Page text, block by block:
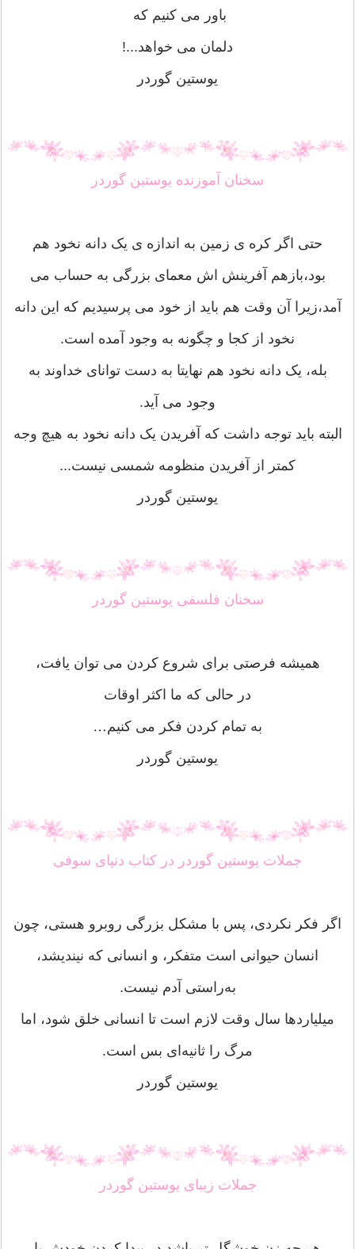
باور می کنیم که
دلمان می خواهد...!
یوستین گوردر
سخنان آموزنده یوستین گوردر
ﺣﺘﯽ ﺍﮔﺮ ﮐﺮﻩ ﯼ ﺯﻣﯿﻦ ﺑﻪ ﺍﻧﺪﺍﺯﻩ ﯼ ﯾﮏ ﺩﺍﻧﻪ ﻧﺨﻮﺩ ﻫﻢ
ﺑﻮﺩ،ﺑﺎﺯﻫﻢ ﺁﻓﺮﯾﻨﺶ ﺍﺵ ﻣﻌﻤﺎﯼ ﺑﺰﺭﮔﯽ ﺑﻪ ﺣﺴﺎﺏ ﻣﯽ
ﺁﻣﺪ،ﺯﯾﺮﺍ ﺁﻥ ﻭﻗﺖ ﻫﻢ ﺑﺎﯾﺪ ﺍﺯ ﺧﻮﺩ ﻣﯽ ﭘﺮﺳﯿﺪﯾﻢ ﮐﻪ ﺍﯾﻦ ﺩﺍﻧﻪ
ﻧﺨﻮﺩ ﺍﺯ ﮐﺠﺎ ﻭ ﭼﮕﻮﻧﻪ ﺑﻪ ﻭﺟﻮﺩ ﺁﻣﺪﻩ ﺍﺳﺖ.
ﺑﻠﻪ، ﯾﮏ ﺩﺍﻧﻪ ﻧﺨﻮﺩ ﻫﻢ ﻧﻬﺎﯾﺘﺎ ﺑﻪ ﺩﺳﺖ ﺗﻮﺍﻧﺎﯼ ﺧﺪﺍﻭﻧﺪ ﺑﻪ
ﻭﺟﻮﺩ ﻣﯽ ﺁﯾﺪ.
ﺍﻟﺒﺘﻪ ﺑﺎﯾﺪ ﺗﻮﺟﻪ ﺩﺍﺷﺖ ﮐﻪ ﺁﻓﺮﯾﺪﻥ ﯾﮏ ﺩﺍﻧﻪ ﻧﺨﻮﺩ ﺑﻪ ﻫﯿﭻ ﻭﺟﻪ
ﮐﻤﺘﺮ ﺍﺯ ﺁﻓﺮﯾﺪﻥ ﻣﻨﻈﻮﻣﻪ ﺷﻤﺴﯽ ﻧﯿﺴﺖ...
یوستین گوردر
سخنان فلسفی یوستین گوردر
همیشه فرصتی برای شروع کردن می توان یافت،
در حالی که ما اکثر اوقات
به تمام کردن فکر می کنیم…
یوستین گوردر
جملات یوستین گوردر در کتاب دنیای سوفی
اگر فکر نکردی، پس با مشکل بزرگی روبرو هستی، چون
انسان حیوانی است متفکر، و انسانی که نیندیشد،
به‌راستی آدم نیست.
میلیاردها سال وقت لازم است تا انسانی خلق شود، اما
مرگ را ثانیه‌ای بس است.
یوستین گوردر
جملات زیبای یوستین گوردر